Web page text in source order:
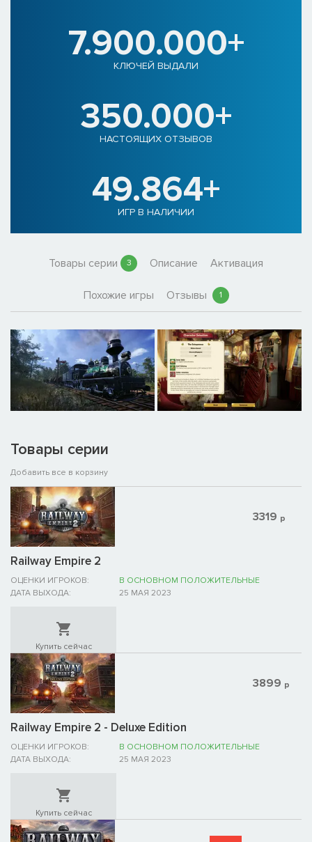
7.900.000+
КЛЮЧЕЙ ВЫДАЛИ
350.000+
НАСТОЯЩИХ ОТЗЫВОВ
49.864+
ИГР В НАЛИЧИИ
Товары серии 3 Описание Активация
Похожие игры Отзывы 1
Товары серии
Добавить все в корзину
Railway Empire 2
ОЦЕНКИ ИГРОКОВ:
В ОСНОВНОМ ПОЛОЖИТЕЛЬНЫЕ
ДАТА ВЫХОДА:
25 МАЯ 2023
3319 р
Купить сейчас
Railway Empire 2 - Deluxe Edition
ОЦЕНКИ ИГРОКОВ:
В ОСНОВНОМ ПОЛОЖИТЕЛЬНЫЕ
ДАТА ВЫХОДА:
25 МАЯ 2023
3899 р
Купить сейчас